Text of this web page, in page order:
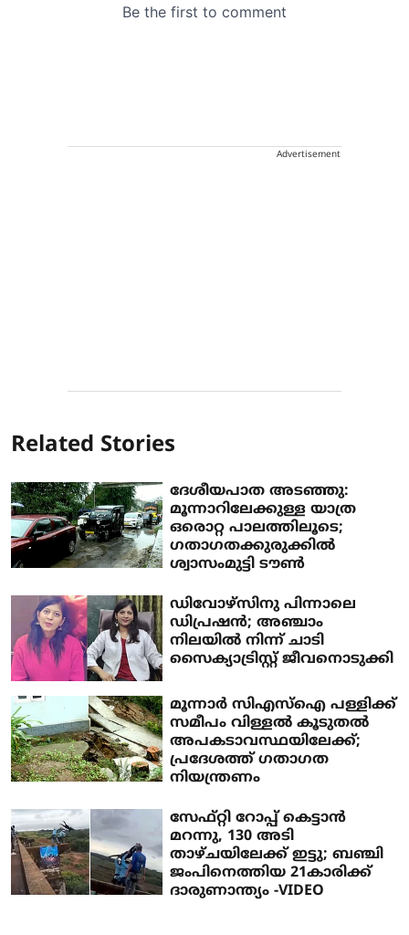
Advertisement
Related Stories
ദേശീയപാത അടഞ്ഞു:
മൂന്നാറിലേക്കുള്ള യാത്ര
ഒരൊറ്റ പാലത്തിലൂടെ;
ഗതാഗതക്കുരുക്കിൽ
ശ്വാസംമുട്ടി ടൗൺ
ഡിവോഴ്‌സിനു പിന്നാലെ
ഡിപ്രഷന്‍; അഞ്ചാം
നിലയില്‍ നിന്ന് ചാടി
സൈക്യാട്രിസ്റ്റ് ജീവനൊടുക്കി
മൂന്നാർ സിഎസ്ഐ പള്ളിക്ക്
സമീപം വിള്ളൽ കൂടുതൽ
അപകടാവസ്ഥയിലേക്ക്;
പ്രദേശത്ത് ഗതാഗത
നിയന്ത്രണം
സേഫ്റ്റി റോപ്പ് കെട്ടാന്‍
മറന്നു, 130 അടി
താഴ്ചയിലേക്ക് ഇട്ടു; ബഞ്ചി
ജംപിനെത്തിയ 21കാരിക്ക്
ദാരുണാന്ത്യം -VIDEO